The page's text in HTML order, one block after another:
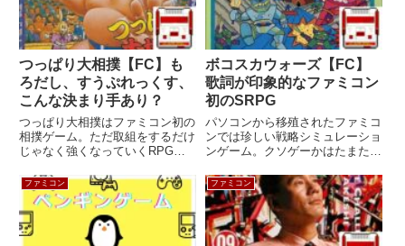
つっぱり大相撲【FC】も
ろだし、すうぷれっくす、
こんな決まり手あり？
つっぱり大相撲はファミコン初の
相撲ゲーム。ただ取組をするだけ
じゃなく強くなっていくRPG要
った。機種ファミリーコンピュー
タメーカーテクモジャンルスポー
ツ発売日1987年9月18日価格
4,900円容量512Kゲー...
ボコスカウォーズ【FC】
歌詞が印象的なファミコン
初のSRPG
パソコンから移殖されたファミコ
ンでは珍しい戦略シミュレーショ
ンゲーム。クソゲーかはたまた名
第一回アスキーソフトウェアコン
テストのグランプリ受賞作品。機
種ファミリーコンピュータメーカ
ーアスキージャンルアクション
R...
ファミコン ファミコン